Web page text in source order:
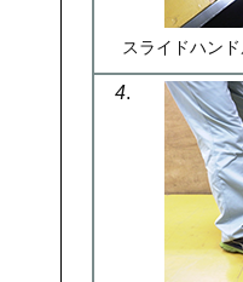
スライドハン
4.